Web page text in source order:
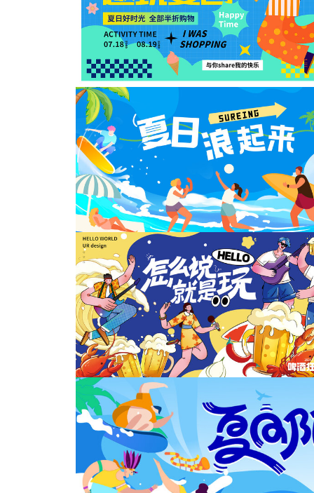
缤纷一夏主KV
夏天海报
夏日海边冲浪KV